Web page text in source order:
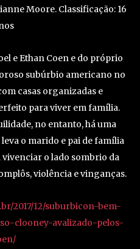
Moore. Classificação: 16
e Ethan Coen e do próprio
subúrbio americano no
casas organizadas e
para viver em família.
no entanto, há uma
o marido e pai de família
o lado sombrio da
violência e vinganças.
2017/12/suburbicon-bem-
clooney-avalizado-pelos-